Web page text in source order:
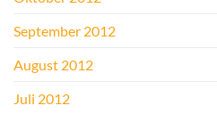
September 2012
August 2012
Juli 2012